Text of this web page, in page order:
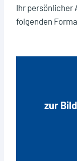
Ihr persönlicher
folgenden
zur
Wann ist der